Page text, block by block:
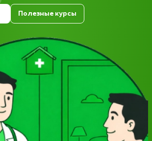
Полезные курсы